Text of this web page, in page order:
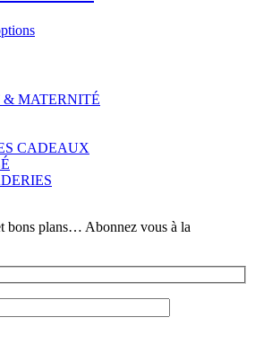
Ce
variations.
Les
peuvent
être
choisies
sur
page
du
MATERNITÉ
CADEAUX
bons plans… Abonnez vous à la